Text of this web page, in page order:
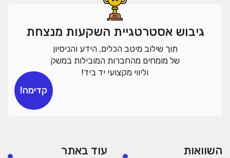
גיבוש אסטרטגיית השקעות מנצחת
תוך שילוב מיטב הכלים, הידע והניסיון
של מומחים מהחברות המובילות במשק
וליווי מקצועי יד ביד!
קדימה!
השוואות עוד באתר